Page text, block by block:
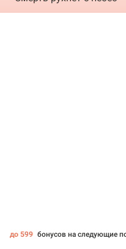
до 599 бонусов на следующие